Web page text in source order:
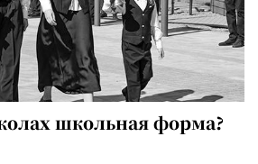
школьная форма?